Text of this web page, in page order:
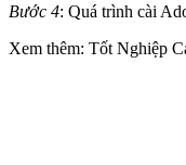
Bước 4: Quá trình cài
Xem thêm: Tốt Nghiệp